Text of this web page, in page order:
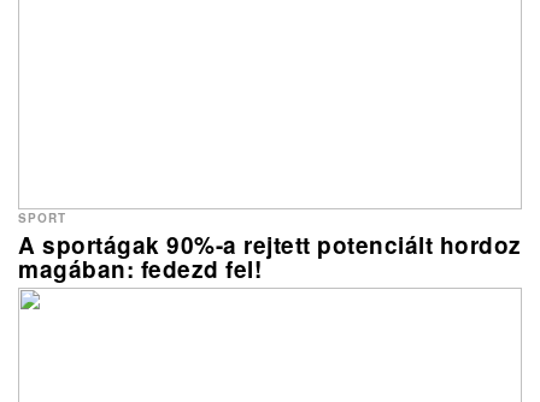
A sportágak 90%-a rejtett potenciált hordoz
magában: fedezd fel!
SPORT